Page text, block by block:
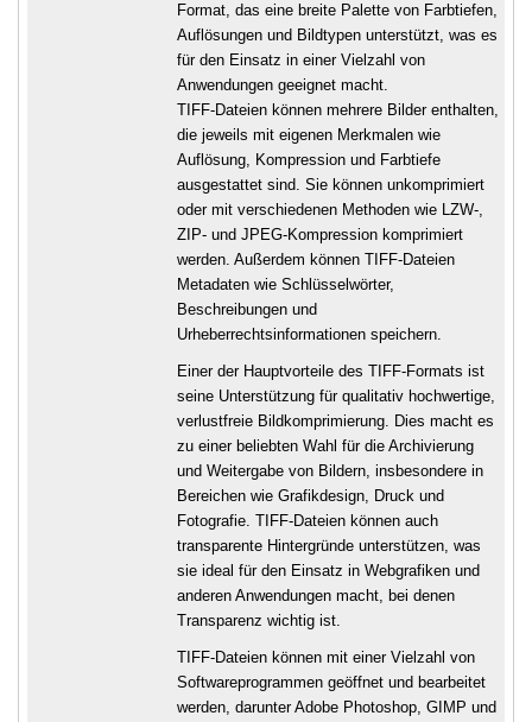
Format, das eine breite Palette von Farbtiefen,
Auflösungen und Bildtypen unterstützt, was es
für den Einsatz in einer Vielzahl von
Anwendungen geeignet macht.
TIFF-Dateien können mehrere Bilder enthalten,
die jeweils mit eigenen Merkmalen wie
Auflösung, Kompression und Farbtiefe
ausgestattet sind. Sie können unkomprimiert
oder mit verschiedenen Methoden wie LZW-,
ZIP- und JPEG-Kompression komprimiert
werden. Außerdem können TIFF-Dateien
Metadaten wie Schlüsselwörter,
Beschreibungen und
Urheberrechtsinformationen speichern.
Einer der Hauptvorteile des TIFF-Formats ist
seine Unterstützung für qualitativ hochwertige,
verlustfreie Bildkomprimierung. Dies macht es
zu einer beliebten Wahl für die Archivierung
und Weitergabe von Bildern, insbesondere in
Bereichen wie Grafikdesign, Druck und
Fotografie. TIFF-Dateien können auch
transparente Hintergründe unterstützen, was
sie ideal für den Einsatz in Webgrafiken und
anderen Anwendungen macht, bei denen
Transparenz wichtig ist.
TIFF-Dateien können mit einer Vielzahl von
Softwareprogrammen geöffnet und bearbeitet
werden, darunter Adobe Photoshop, GIMP und